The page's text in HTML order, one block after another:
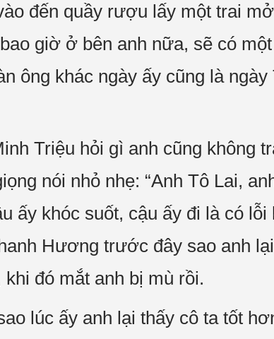
đến quầy rượu lấy một trai
giờ ở bên anh nữa, sẽ có
ông khác ngày ấy cũng là ngày
Triệu hỏi gì anh cũng không
nói nhỏ nhẹ: “Anh Tô Lai,
ấy khóc suốt, cậu ấy đi là có lỗi
Hương trước đây sao anh
đó mắt anh bị mù rồi.
lúc ấy anh lại thấy cô ta tốt